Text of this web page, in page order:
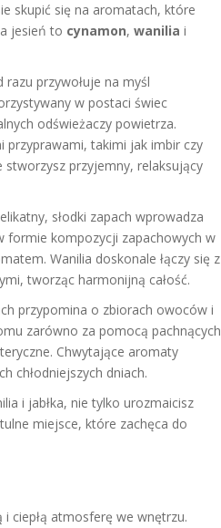
skupić się na aromatach, które
jesień to cynamon, wanilia i
przywołuje na myśl
w postaci świec
odświeżaczy powietrza.
przyprawami, takimi jak imbir czy
przyjemny, relaksujący
słodki zapach wprowadza
formie kompozycji zapachowych w
Wanilia doskonale łączy się z
tworząc harmonijną całość.
przypomina o zbiorach owoców i
zarówno za pomocą pachnących
Chwytające aromaty
chłodniejszych dniach.
i jabłka, nie tylko urozmaicisz
miejsce, które zachęca do
ciepłą atmosferę we wnętrzu.